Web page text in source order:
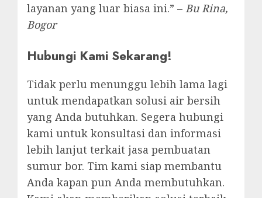
layanan yang luar biasa ini.” – Bu Rina,
Bogor
Hubungi Kami Sekarang!
Tidak perlu menunggu lebih lama lagi
untuk mendapatkan solusi air bersih
yang Anda butuhkan. Segera hubungi
kami untuk konsultasi dan informasi
lebih lanjut terkait jasa pembuatan
sumur bor. Tim kami siap membantu
Anda kapan pun Anda membutuhkan.